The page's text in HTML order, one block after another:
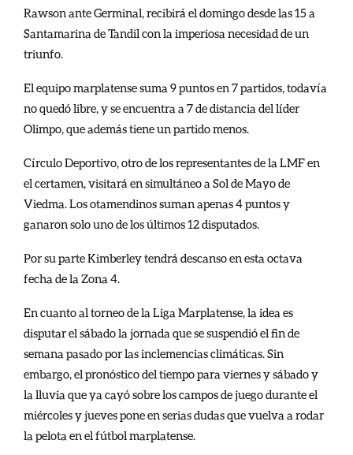
Rawson ante Germinal, recibirá el domingo desde las 15 a
Santamarina de Tandil con la imperiosa necesidad de un
triunfo.
El equipo marplatense suma 9 puntos en 7 partidos, todavía
no quedó libre, y se encuentra a 7 de distancia del líder
Olimpo, que además tiene un partido menos.
Círculo Deportivo, otro de los representantes de la LMF en
el certamen, visitará en simultáneo a Sol de Mayo de
Viedma. Los otamendinos suman apenas 4 puntos y
ganaron solo uno de los últimos 12 disputados.
Por su parte Kimberley tendrá descanso en esta octava
fecha de la Zona 4.
En cuanto al torneo de la Liga Marplatense, la idea es
disputar el sábado la jornada que se suspendió el fin de
semana pasado por las inclemencias climáticas. Sin
embargo, el pronóstico del tiempo para viernes y sábado y
la lluvia que ya cayó sobre los campos de juego durante el
miércoles y jueves pone en serias dudas que vuelva a rodar
la pelota en el fútbol marplatense.